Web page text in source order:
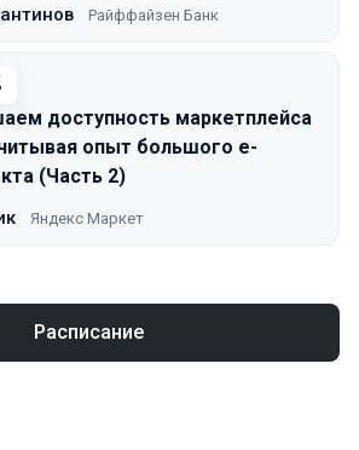
Райффайзен Банк
доступность маркетплейса
опыт большого e-
(Часть 2)
Яндекс Маркет
Расписание